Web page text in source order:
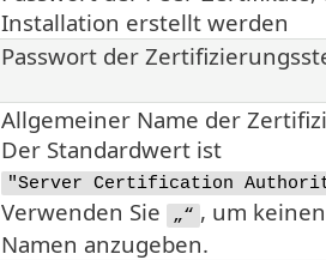
Installation erstellt werden
Passwort der
Allgemeiner Name der
Der Standardwert ist
"Server Certification
Verwenden Sie „“ , um
Namen anzugeben.